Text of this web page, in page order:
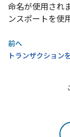
命名が使用され
ンスポートを使
前へ
トランザクション